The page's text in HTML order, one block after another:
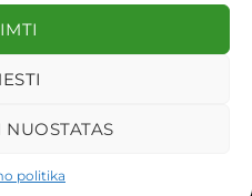
politika